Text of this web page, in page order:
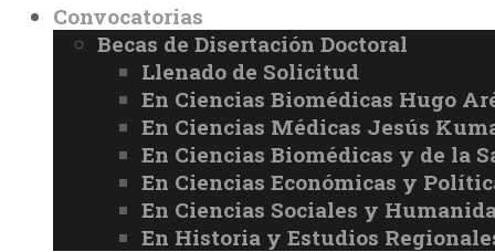
Convocatorias
Becas de Disertación Doctoral
Llenado de Solicitud
En Ciencias Biomédicas Hugo
En Ciencias Médicas Jesús
En Ciencias Biomédicas y de la
En Ciencias Económicas y
En Ciencias Sociales y
En Historia y Estudios